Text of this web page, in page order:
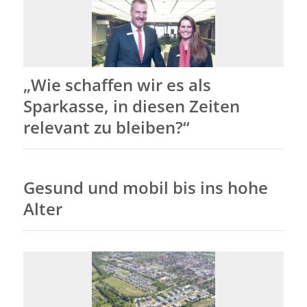
„Wie schaffen wir es als
Sparkasse, in diesen Zeiten
relevant zu bleiben?“
Gesund und mobil bis ins hohe
Alter